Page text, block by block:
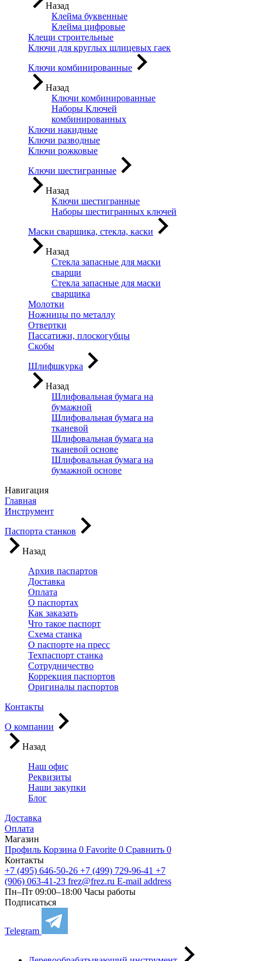
Назад
Клейма буквенные
Клейма цифровые
Клещи строительные
Ключи для круглых шлицевых гаек
Ключи комбинированные
Назад
Ключи комбинированные
Наборы Ключей
комбинированных
Ключи накидные
Ключи разводные
Ключи рожковые
Ключи шестигранные
Назад
Ключи шестигранные
Наборы шестигранных ключей
Маски сварщика, стекла, каски
Назад
Стекла запасные для маски
сварщи
Стекла запасные для маски
сварщика
Молотки
Ножницы по металлу
Отвертки
Пассатижи, плоскогубцы
Скобы
Шлифшкурка
Назад
Шлифовальная бумага на
бумажной
Шлифовальная бумага на
тканевой
Шлифовальная бумага на
тканевой основе
Шлифовальная бумага на
бумажной основе
Навигация
Главная
Инструмент
Паспорта станков
Назад
Архив паспартов
Доставка
Оплата
О паспортах
Как заказать
Что такое паспорт
Схема станка
О паспорте на пресс
Техпаспорт станка
Сотрудничество
Коррекция паспортов
Оригиналы паспортов
Контакты
О компании
Назад
Наш офис
Реквизиты
Наши закупки
Блог
Доставка
Оплата
Магазин
Профиль Корзина 0 Favorite 0 Сравнить 0
Контакты
+7 (495) 646-50-26 +7 (499) 729-96-41 +7
(906) 063-41-23 frez@frez.ru E-mail address
Пн–Пт 09:00–18:00 Часы работы
Подписаться
Telegram